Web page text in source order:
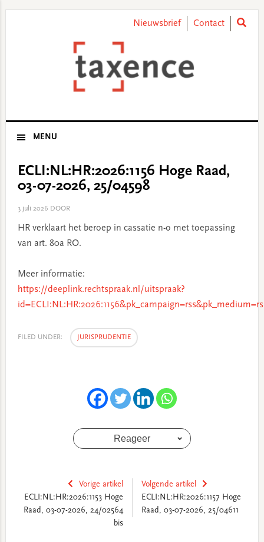
Nieuwsbrief Contact
MENU
ECLI:NL:HR:2026:1156 Hoge Raad,
03-07-2026, 25/04598
3 juli 2026 DOOR
HR verklaart het beroep in cassatie n-o met toepassing
van art. 80a RO.
Meer informatie:
https://deeplink.rechtspraak.nl/uitspraak?
FILED UNDER: JURISPRUDENTIE
Reageer
Vorige artikel
ECLI:NL:HR:2026:1153 Hoge
Raad, 03-07-2026, 24/02564
bis
Volgende artikel
ECLI:NL:HR:2026:1157 Hoge
Raad, 03-07-2026, 25/04611